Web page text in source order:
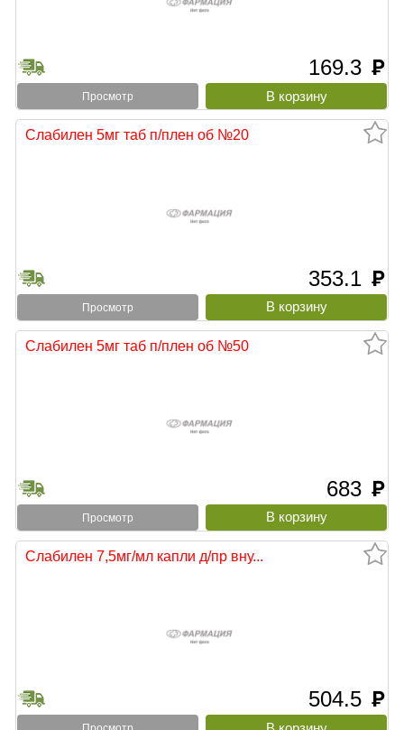
169.3 руб
Просмотр
Слабилен 5мг таб п/плен об №20
353.1 руб
Просмотр
Слабилен 5мг таб п/плен об №50
683 руб
Просмотр
Слабилен 7,5мг/мл капли д/пр вну...
504.5 руб